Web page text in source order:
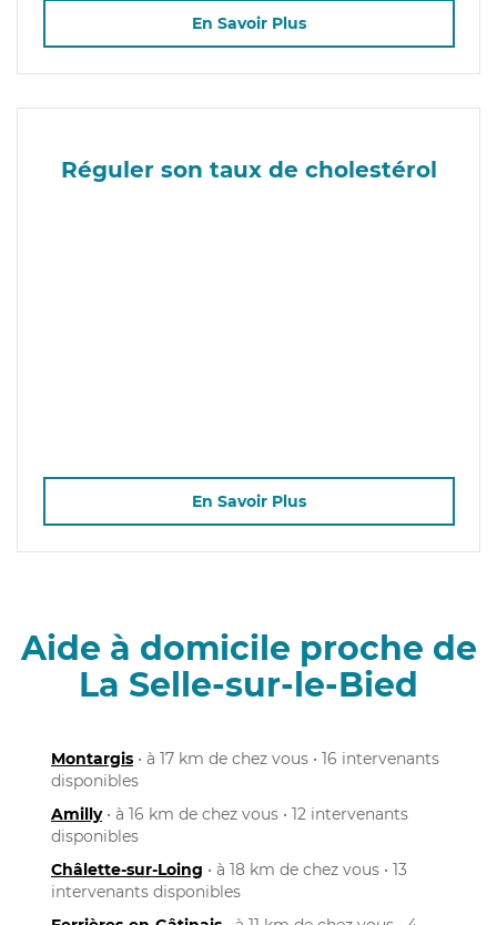
En Savoir Plus
Réguler son taux de cholestérol
En Savoir Plus
Aide à domicile proche de
La Selle-sur-le-Bied
Montargis • à 17 km de chez vous • 16 intervenants
disponibles
Amilly• à 16 km de chez vous • 12 intervenants
disponibles
Châlette-sur-Loing • à 18 km de chez vous • 13
intervenants disponibles